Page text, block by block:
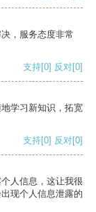
，服务态度非常
支持[0] 反对[0]
学习新知识，拓宽
支持[0] 反对[0]
人信息，这让我很
现个人信息泄露的